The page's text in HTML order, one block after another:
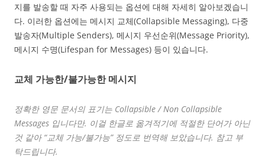
지를 발송할 때 자주 사용되는 옵션에 대해 자세히 알아보겠습니
다. 이러한 옵션에는 메시지 교체(Collapsible Messaging), 다중
발송자(Multiple Senders), 메시지 우선순위(Message Priority),
메시지 수명(Lifespan for Messages) 등이 있습니다.
교체 가능한/불가능한 메시지
정확한 영문 문서의 표기는 Collapsible / Non Collapsible
Messages 입니다만. 이걸 한글로 옮겨적기에 적절한 단어가 아닌
것 같아 “교체 가능/불가능” 정도로 번역해 보았습니다. 참고 부
탁드립니다.